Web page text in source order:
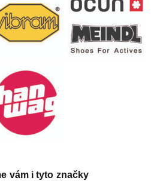
vám i tyto značky